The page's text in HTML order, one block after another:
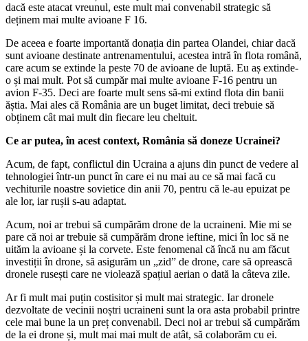
dacă este atacat vreunul, este mult mai convenabil strategic să
deținem mai multe avioane F 16.
De aceea e foarte importantă donația din partea Olandei, chiar dacă
sunt avioane destinate antrenamentului, acestea intră în flota română,
care acum se extinde la peste 70 de avioane de luptă. Eu aș extinde-
o și mai mult. Pot să cumpăr mai multe avioane F-16 pentru un
avion F-35. Deci are foarte mult sens să-mi extind flota din banii
ăștia. Mai ales că România are un buget limitat, deci trebuie să
obținem cât mai mult din fiecare leu cheltuit.
Ce ar putea, în acest context, România să doneze Ucrainei?
Acum, de fapt, conflictul din Ucraina a ajuns din punct de vedere al
tehnologiei într-un punct în care ei nu mai au ce să mai facă cu
vechiturile noastre sovietice din anii 70, pentru că le-au epuizat pe
ale lor, iar rușii s-au adaptat.
Acum, noi ar trebui să cumpărăm drone de la ucraineni. Mie mi se
pare că noi ar trebuie să cumpărăm drone ieftine, mici în loc să ne
uităm la avioane și la corvete. Este fenomenal că încă nu am făcut
investiții în drone, să asigurăm un „zid” de drone, care să oprească
dronele rusești care ne violează spațiul aerian o dată la câteva zile.
Ar fi mult mai puțin costisitor și mult mai strategic. Iar dronele
dezvoltate de vecinii noștri ucraineni sunt la ora asta probabil printre
cele mai bune la un preț convenabil. Deci noi ar trebui să cumpărăm
de la ei drone și, mult mai mai mult de atât, să colaborăm cu ei.